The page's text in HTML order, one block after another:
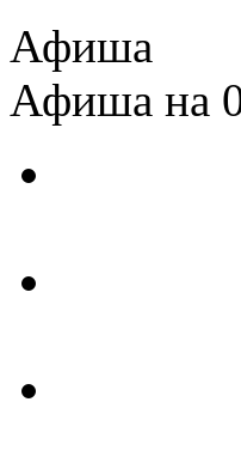
Афиша
Афиша на